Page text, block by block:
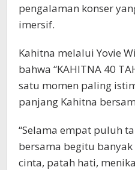
pengalaman konser
imersif.
Kahitna melalui Yovie
bahwa “KAHITNA 40
satu momen paling
panjang Kahitna
“Selama empat puluh
bersama begitu
cinta, patah hati,